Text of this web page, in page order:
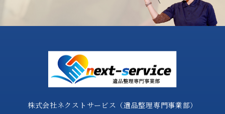
株式会社ネクストサービス（遺品整理専門事業部）